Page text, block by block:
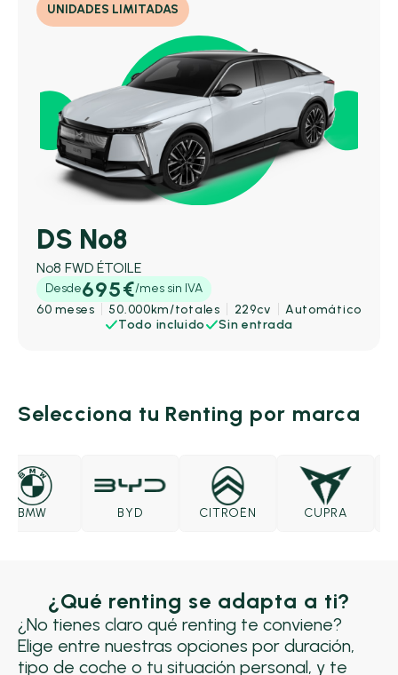
UNIDADES LIMITADAS
DS Nº8
Nº8 FWD ÉTOILE
Desde695€/mes sin IVA
60 meses
50.000km/totales 229cv
Automático
Todo incluido
Sin entrada
Selecciona tu Renting por marca
BMW BYD CITROËN CUPRA
¿Qué renting se adapta a ti?
¿No tienes claro qué renting te conviene?
Elige entre nuestras opciones por duración,
tipo de coche o tu situación personal, y te